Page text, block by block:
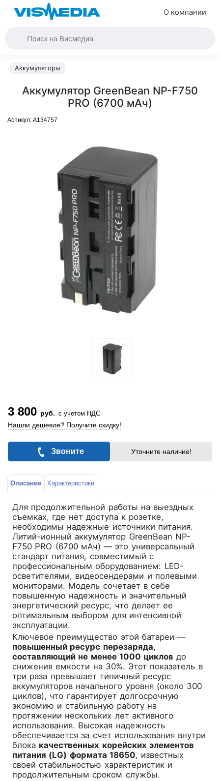
О компании
Аккумуляторы
Аккумулятор GreenBean NP-F750
PRO (6700 мАч)
Артикул: A134757
3 800 руб. с учетом НДС
Нашли дешевле? Получите скидку!
Звоните Уточните наличие!
Описание Характеристики
Для продолжительной работы на выездных
съемках, где нет доступа к розетке,
необходимы надежные источники питания.
Литий-ионный аккумулятор GreenBean NP-
F750 PRO (6700 мАч) — это универсальный
стандарт питания, совместимый с
профессиональным оборудованием: LED-
осветителями, видеосендерами и полевыми
мониторами. Модель сочетает в себе
повышенную надежность и значительный
энергетический ресурс, что делает ее
оптимальным выбором для интенсивной
эксплуатации.
Ключевое преимущество этой батареи —
повышенный ресурс перезаряда,
составляющий не менее 1000 циклов до
снижения емкости на 30%. Этот показатель в
три раза превышает типичный ресурс
аккумуляторов начального уровня (около 300
циклов), что гарантирует долгосрочную
экономию и стабильную работу на
протяжении нескольких лет активного
использования. Высокая надежность
обеспечивается за счет использования внутри
блока качественных корейских элементов
питания (LG) формата 18650, известных
своей стабильностью характеристик и
продолжительным сроком службы.